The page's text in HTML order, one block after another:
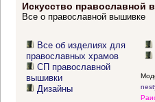
Искусство православной
Все о православной вышивке
Все об изделиях для
православных храмов
СП православной
вышивки
Дизайны